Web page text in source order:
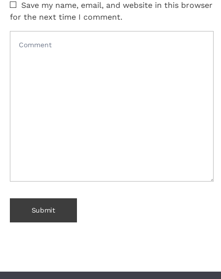
Save my name, email, and website in this browser
for the next time I comment.